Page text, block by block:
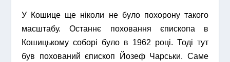
У Кошице ще ніколи не було похорону такого
масштабу. Останнє поховання єпископа в
Кошицькому соборі було в 1962 році. Тоді тут
був похований єпископ Йозеф Чарськи. Саме